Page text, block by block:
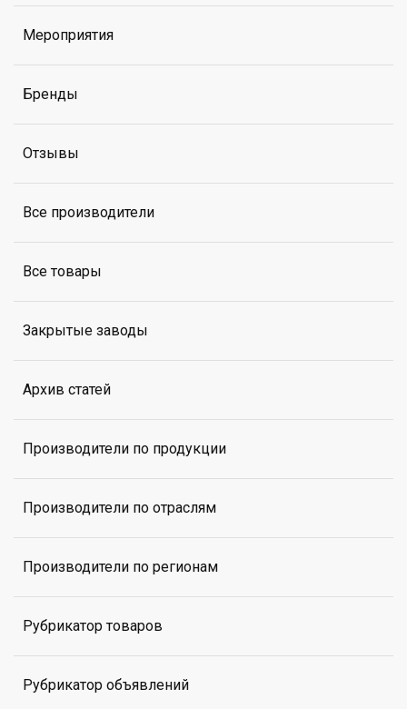
Мероприятия
Бренды
Отзывы
Все производители
Все товары
Закрытые заводы
Архив статей
Производители по продукции
Производители по отраслям
Производители по регионам
Рубрикатор товаров
Рубрикатор объявлений